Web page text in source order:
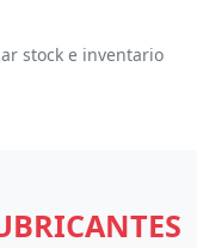
stock e inventario